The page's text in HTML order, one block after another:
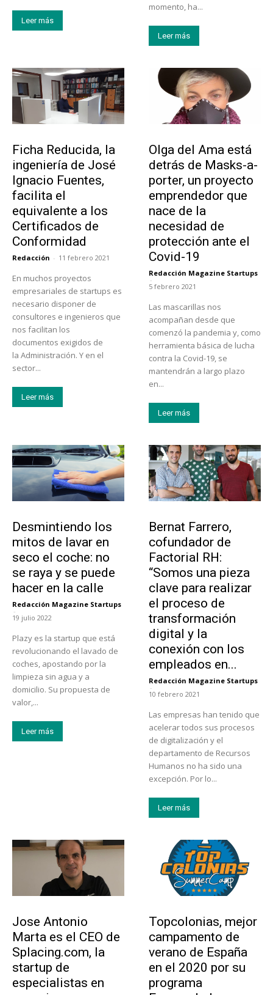
Leer más
momento, ha...
Leer más
Ficha Reducida, la
ingeniería de José
Ignacio Fuentes,
facilita el
equivalente a los
Certificados de
Conformidad
Redacción - 11 febrero 2021
En muchos proyectos
empresariales de startups es
necesario disponer de
consultores e ingenieros que
nos facilitan los
documentos exigidos de
la Administración. Y en el
sector...
Leer más
Olga del Ama está
detrás de Masks-a-
porter, un proyecto
emprendedor que
nace de la
necesidad de
protección ante el
Covid-19
Redacción Magazine Startups
-
5 febrero 2021
Las mascarillas nos
acompañan desde que
comenzó la pandemia y, como
herramienta básica de lucha
contra la Covid-19, se
mantendrán a largo plazo
en...
Leer más
Desmintiendo los
mitos de lavar en
seco el coche: no
se raya y se puede
hacer en la calle
Redacción Magazine Startups
-
19 julio 2022
Plazy es la startup que está
revolucionando el lavado de
coches, apostando por la
limpieza sin agua y a
domicilio. Su propuesta de
valor,...
Leer más
Bernat Farrero,
cofundador de
Factorial RH:
“Somos una pieza
clave para realizar
el proceso de
transformación
digital y la
conexión con los
empleados en...
Redacción Magazine Startups
-
10 febrero 2021
Las empresas han tenido que
acelerar todos sus procesos
de digitalización y el
departamento de Recursos
Humanos no ha sido una
excepción. Por lo...
Leer más
Jose Antonio
Marta es el CEO de
Splacing.com, la
startup de
especialistas en
Topcolonias, mejor
campamento de
verano de España
en el 2020 por su
programa